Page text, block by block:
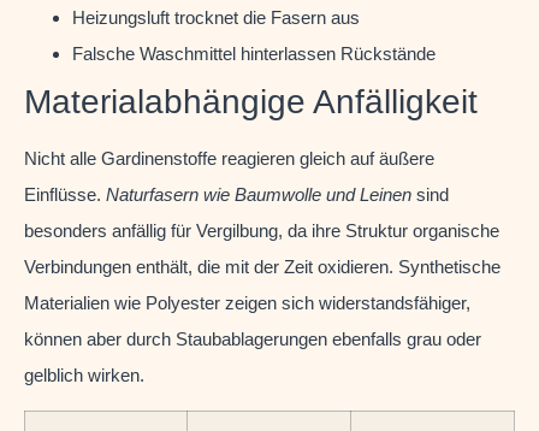
Heizungsluft trocknet die Fasern aus
Falsche Waschmittel hinterlassen Rückstände
Materialabhängige Anfälligkeit
Nicht alle Gardinenstoffe reagieren gleich auf äußere
Einflüsse. Naturfasern wie Baumwolle und Leinen sind
besonders anfällig für Vergilbung, da ihre Struktur organische
Verbindungen enthält, die mit der Zeit oxidieren. Synthetische
Materialien wie Polyester zeigen sich widerstandsfähiger,
können aber durch Staubablagerungen ebenfalls grau oder
gelblich wirken.